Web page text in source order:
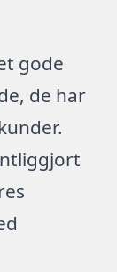
gode
de har